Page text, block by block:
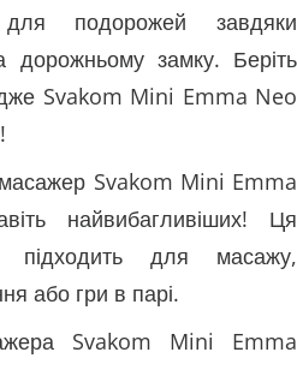
для подорожей завдяки
дорожньому замку. Беріть
Svakom Mini Emma Neo
Svakom Mini Emma
найвибагливіших! Ця
підходить для масажу,
або гри в парі.
Svakom Mini Emma